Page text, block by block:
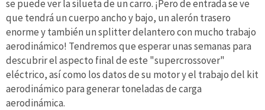
se puede ver la silueta de un carro. ¡Pero de entrada se ve
que tendrá un cuerpo ancho y bajo, un alerón trasero
enorme y también un splitter delantero con mucho trabajo
aerodinámico! Tendremos que esperar unas semanas para
descubrir el aspecto final de este "supercrossover"
eléctrico, así como los datos de su motor y el trabajo del kit
aerodinámico para generar toneladas de carga
aerodinámica.